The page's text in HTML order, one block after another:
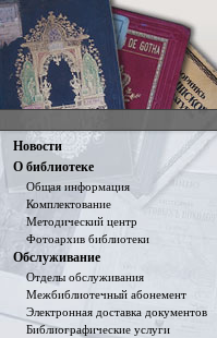
Новости
О библиотеке
Общая информация
Комплектование
Методический центр
Фотоархив библиотеки
Обслуживание
Отделы обслуживания
Межбиблиотечный абонемент
Электронная доставка документов
Библиографические услуги